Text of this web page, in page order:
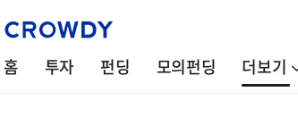
홈 투자 펀딩 모의펀딩 더보기